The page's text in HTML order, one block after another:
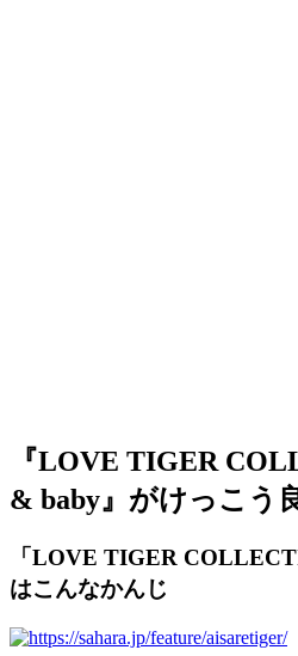
『LOVE TIGER
& baby』がけっこう
「LOVE TIGER
はこんなかんじ